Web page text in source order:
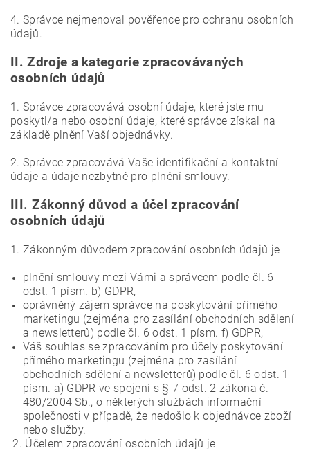
4. Správce nejmenoval pověřence pro ochranu osobních
údajů.
II.Zdroje a kategorie zpracovávaných
osobních údajů
1. Správce zpracovává osobní údaje, které jste mu
poskytl/a nebo osobní údaje, které správce získal na
základě plnění Vaší objednávky.
2. Správce zpracovává Vaše identifikační a kontaktní
údaje a údaje nezbytné pro plnění smlouvy.
III. Zákonný důvod a účel zpracování
osobních údajů
1. Zákonným důvodem zpracování osobních údajů je
plnění smlouvy mezi Vámi a správcem podle čl. 6
odst. 1 písm. b) GDPR,
oprávněný zájem správce na poskytování přímého
marketingu (zejména pro zasílání obchodních sdělení
a newsletterů) podle čl. 6 odst. 1 písm. f) GDPR,
Váš souhlas se zpracováním pro účely poskytování
přímého marketingu (zejména pro zasílání
obchodních sdělení a newsletterů) podle čl. 6 odst. 1
písm. a) GDPR ve spojení s § 7 odst. 2 zákona č.
480/2004 Sb., o některých službách informační
společnosti v případě, že nedošlo k objednávce zboží
nebo služby.
2. Účelem zpracování osobních údajů je